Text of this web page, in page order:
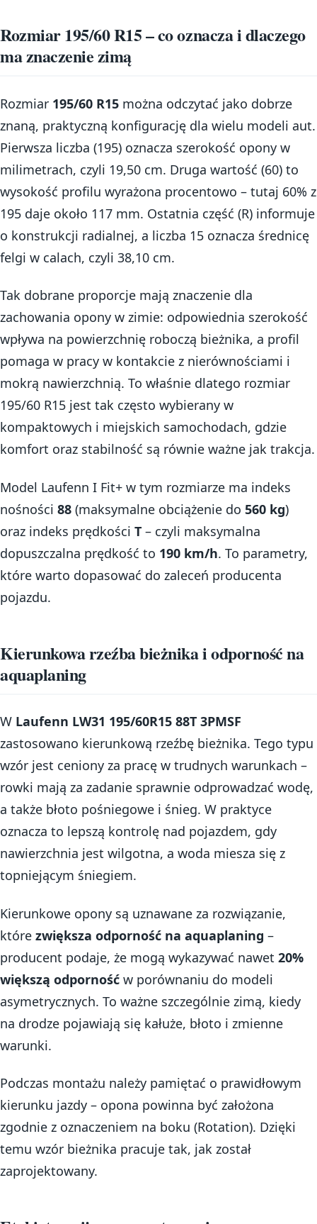
Rozmiar 195/60 R15 – co oznacza i dlaczego
ma znaczenie zimą
Rozmiar 195/60 R15 można odczytać jako dobrze
znaną, praktyczną konfigurację dla wielu modeli aut.
Pierwsza liczba (195) oznacza szerokość opony w
milimetrach, czyli 19,50 cm. Druga wartość (60) to
wysokość profilu wyrażona procentowo – tutaj 60% z
195 daje około 117 mm. Ostatnia część (R) informuje
o konstrukcji radialnej, a liczba 15 oznacza średnicę
felgi w calach, czyli 38,10 cm.
Tak dobrane proporcje mają znaczenie dla
zachowania opony w zimie: odpowiednia szerokość
wpływa na powierzchnię roboczą bieżnika, a profil
pomaga w pracy w kontakcie z nierównościami i
mokrą nawierzchnią. To właśnie dlatego rozmiar
195/60 R15 jest tak często wybierany w
kompaktowych i miejskich samochodach, gdzie
komfort oraz stabilność są równie ważne jak trakcja.
Model Laufenn I Fit+ w tym rozmiarze ma indeks
nośności 88 (maksymalne obciążenie do 560 kg)
oraz indeks prędkości T – czyli maksymalna
dopuszczalna prędkość to 190 km/h. To parametry,
które warto dopasować do zaleceń producenta
pojazdu.
Kierunkowa rzeźba bieżnika i odporność na
aquaplaning
W Laufenn LW31 195/60R15 88T 3PMSF
zastosowano kierunkową rzeźbę bieżnika. Tego typu
wzór jest ceniony za pracę w trudnych warunkach –
rowki mają za zadanie sprawnie odprowadzać wodę,
a także błoto pośniegowe i śnieg. W praktyce
oznacza to lepszą kontrolę nad pojazdem, gdy
nawierzchnia jest wilgotna, a woda miesza się z
topniejącym śniegiem.
Kierunkowe opony są uznawane za rozwiązanie,
które zwiększa odporność na aquaplaning –
producent podaje, że mogą wykazywać nawet 20%
większą odporność w porównaniu do modeli
asymetrycznych. To ważne szczególnie zimą, kiedy
na drodze pojawiają się kałuże, błoto i zmienne
warunki.
Podczas montażu należy pamiętać o prawidłowym
kierunku jazdy – opona powinna być założona
zgodnie z oznaczeniem na boku (Rotation). Dzięki
temu wzór bieżnika pracuje tak, jak został
zaprojektowany.